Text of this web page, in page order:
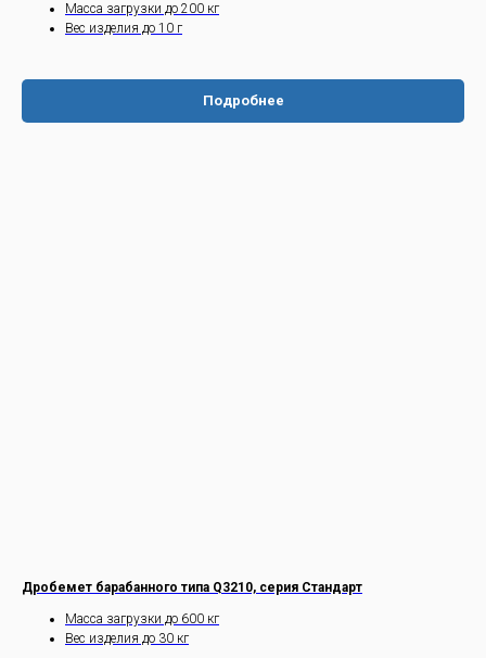
Масса загрузки до 200 кг
Вес изделия до 10 г
Подробнее
Дробемет барабанного типа Q3210, серия Стандарт
Масса загрузки до 600 кг
Вес изделия до 30 кг